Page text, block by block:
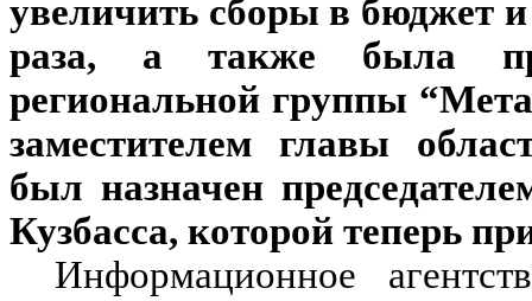
увеличить сборы в бюджет
раза, а также была
региональной группы
заместителем главы
был назначен
Кузбасса, которой теперь
Информационное